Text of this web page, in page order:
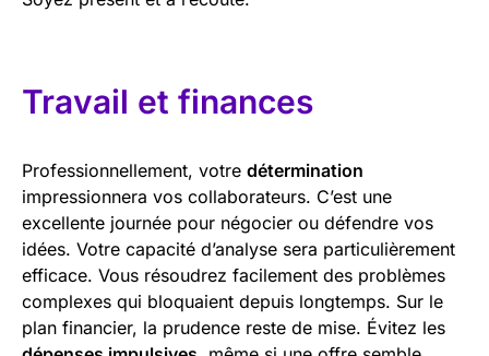
Travail et finances
Professionnellement, votre détermination
impressionnera vos collaborateurs. C’est une
excellente journée pour négocier ou défendre vos
idées. Votre capacité d’analyse sera particulièrement
efficace. Vous résoudrez facilement des problèmes
complexes qui bloquaient depuis longtemps. Sur le
plan financier, la prudence reste de mise. Évitez les